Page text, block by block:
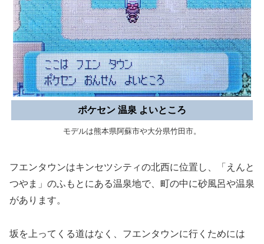
ポケセン 温泉 よいところ
モデルは熊本県阿蘇市や大分県竹田市。
フエンタウンはキンセツシティの北西に位置し、「えんと
つやま」のふもとにある温泉地で、町の中に砂風呂や温泉
があります。
坂を上ってくる道はなく、フエンタウンに行くためには